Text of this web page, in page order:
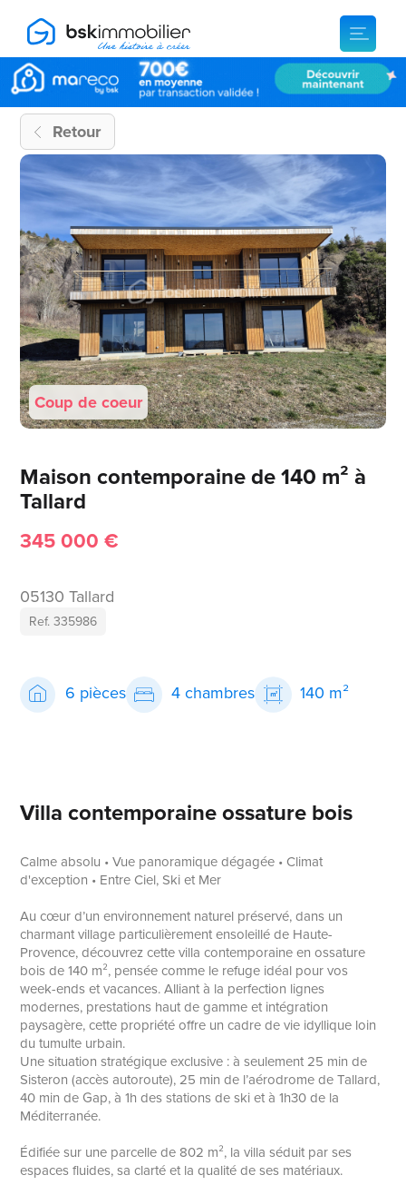
Retour
Coup de coeur
Maison contemporaine de 140 m² à
Tallard
345 000 €
05130 Tallard
Ref. 335986
6 pièces 4 chambres 140 m²
Villa contemporaine ossature bois
Calme absolu • Vue panoramique dégagée • Climat
d'exception • Entre Ciel, Ski et Mer
Au cœur d’un environnement naturel préservé, dans un
charmant village particulièrement ensoleillé de Haute-
Provence, découvrez cette villa contemporaine en ossature
bois de 140 m², pensée comme le refuge idéal pour vos
week-ends et vacances. Alliant à la perfection lignes
modernes, prestations haut de gamme et intégration
paysagère, cette propriété offre un cadre de vie idyllique loin
du tumulte urbain.
Une situation stratégique exclusive : à seulement 25 min de
Sisteron (accès autoroute), 25 min de l’aérodrome de Tallard,
40 min de Gap, à 1h des stations de ski et à 1h30 de la
Méditerranée.
Édifiée sur une parcelle de 802 m², la villa séduit par ses
espaces fluides, sa clarté et la qualité de ses matériaux.